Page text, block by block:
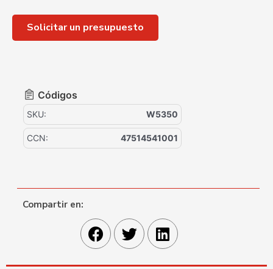
Solicitar un presupuesto
Códigos
SKU: W5350
CCN: 47514541001
Compartir en: